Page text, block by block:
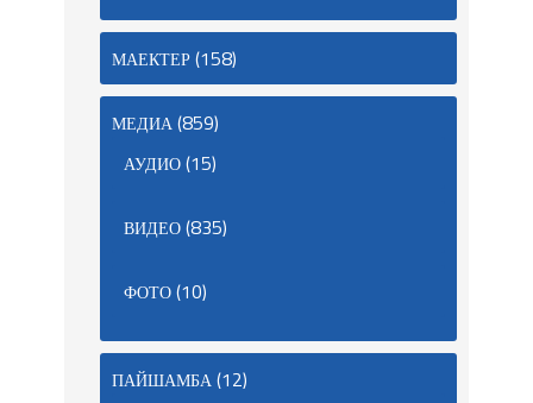
МАЕКТЕР(158)
МЕДИА(859)
АУДИО(15)
ВИДЕО(835)
ФОТО(10)
ПАЙШАМБА(12)